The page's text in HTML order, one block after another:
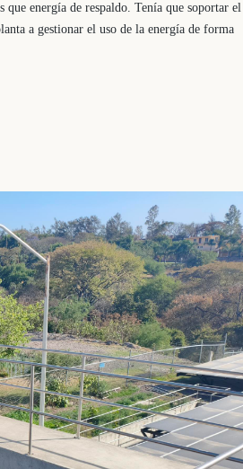
energía de respaldo. Tenía que soportar el
a gestionar el uso de la energía de forma